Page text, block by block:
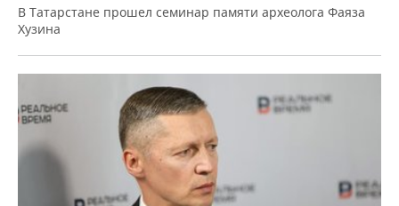
В Татарстане прошел семинар памяти археолога Фаяза
Хузина